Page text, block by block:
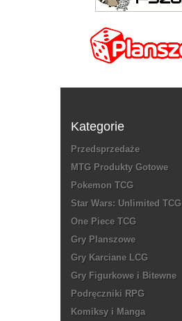
Kategorie
Przedsprzedaże
MTG Produkty Gotowe
Pokemon TCG
Star Wars: Unlimited TCG
One Piece TCG
Gry Planszowe
Gry Karciane LCG
Gry Figurkowe i Bitewne
Podręczniki RPG
Komiksy i Manga